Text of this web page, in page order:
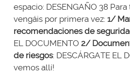
espacio: DESENGAÑO 38
vengáis por primera vez:1/
recomendaciones de
EL DOCUMENTO 2/
de riesgos: DESCÁRGATE EL
vemos allí!